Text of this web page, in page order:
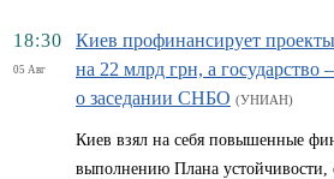
18:30
05 Авг
Киев профинансирует
на 22 млрд грн, а государство
о заседании СНБО (УНИАН)
Киев взял на себя повышенные
выполнению Плана